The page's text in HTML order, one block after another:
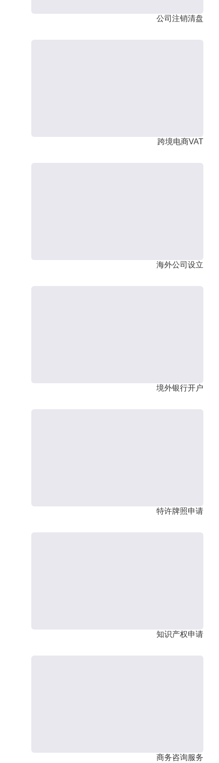
公司注销清盘
跨境电商VAT
海外公司设立
境外银行开户
特许牌照申请
知识产权申请
商务咨询服务